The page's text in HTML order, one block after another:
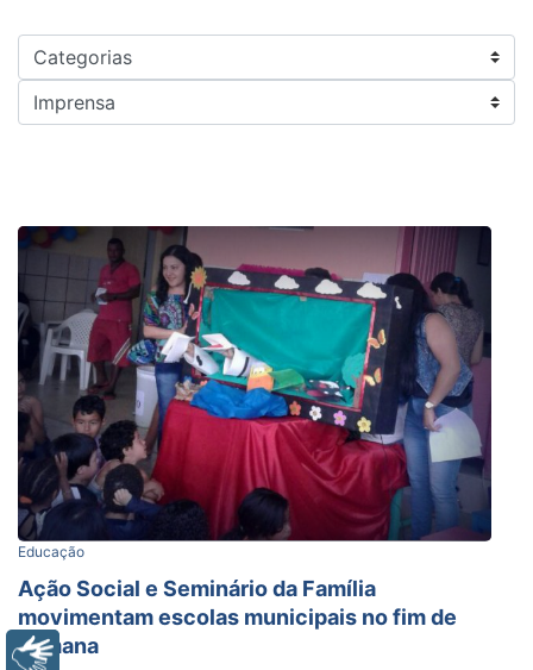
Educação
Ação Social e Seminário da Família
movimentam escolas municipais no fim de
semanaLibras